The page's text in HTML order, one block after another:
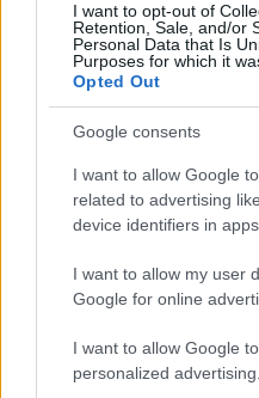
I want to opt-out of
Retention, Sale, and/or
Personal Data that Is
Purposes for which it
Opted Out
Google consents
I want to allow Google
related to advertising
device identifiers in apps.
I want to allow my user
Google for online
I want to allow Google
personalized advertising.
Középpontban a
Majka koncert, jóga szeánsz,